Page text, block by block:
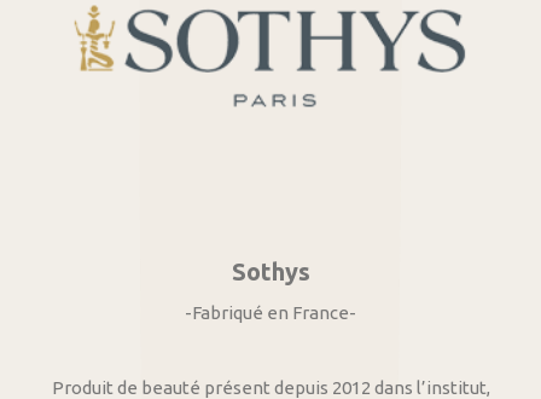
Sothys
-Fabriqué en France-
Produit de beauté présent depuis 2012 dans l’institut,